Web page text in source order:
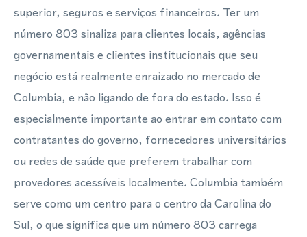
superior, seguros e serviços financeiros. Ter um
número 803 sinaliza para clientes locais, agências
governamentais e clientes institucionais que seu
negócio está realmente enraizado no mercado de
Columbia, e não ligando de fora do estado. Isso é
especialmente importante ao entrar em contato com
contratantes do governo, fornecedores universitários
ou redes de saúde que preferem trabalhar com
provedores acessíveis localmente. Columbia também
serve como um centro para o centro da Carolina do
Sul, o que significa que um número 803 carrega